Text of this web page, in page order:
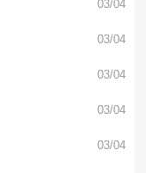
03/04
03/04
03/04
03/04
03/04